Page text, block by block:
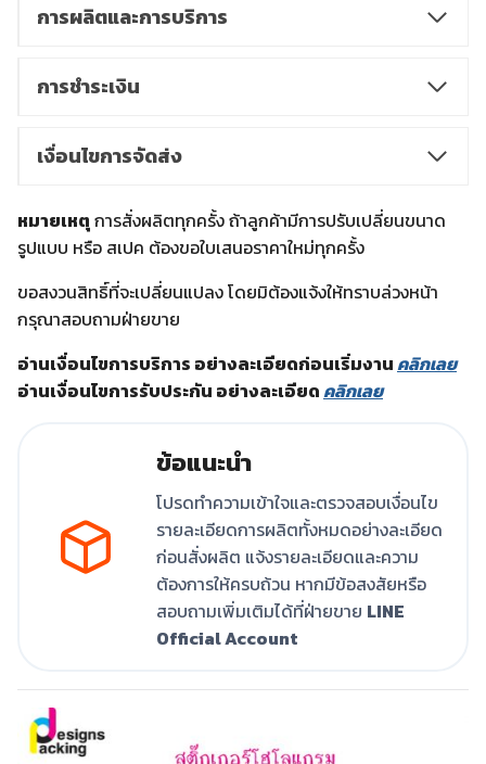
การผลิตและการบริการ
การชำระเงิน
เงื่อนไขการจัดส่ง
หมายเหตุ การสั่งผลิตทุกครั้ง ถ้าลูกค้ามีการปรับเปลี่ยนขนาด
รูปแบบ หรือ สเปค ต้องขอใบเสนอราคาใหม่ทุกครั้ง
ขอสงวนสิทธิ์ที่จะเปลี่ยนแปลง โดยมิต้องแจ้งให้ทราบล่วงหน้า
กรุณาสอบถามฝ่ายขาย
อ่านเงื่อนไขการบริการ อย่างละเอียดก่อนเริ่มงานคลิกเลย
อ่านเงื่อนไขการรับประกัน อย่างละเอียดคลิกเลย
ข้อแนะนำ
โปรดทำความเข้าใจและตรวจสอบเงื่อนไข
รายละเอียดการผลิตทั้งหมดอย่างละเอียด
ก่อนสั่งผลิต แจ้งรายละเอียดและความ
ต้องการให้ครบถ้วน หากมีข้อสงสัยหรือ
สอบถามเพิ่มเติมได้ที่ฝ่ายขาย LINE
Official Account